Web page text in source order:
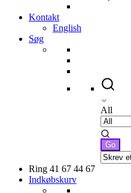
Kontakt
English
Søg
All
Ring 41 67 44 67
Indkøbskurv